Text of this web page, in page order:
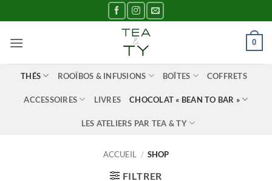
au
contenu
0
THÉS ROOÏBOS & INFUSIONS BOÎTES COFFRETS
ACCESSOIRES LIVRES CHOCOLAT « BEAN TO BAR »
LES ATELIERS PAR TEA & TY
ACCUEIL / SHOP
FILTRER